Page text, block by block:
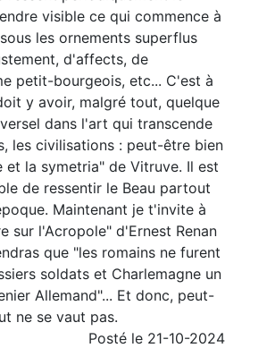
visible ce qui commence à
les ornements superflus
d'affects, de
petit-bourgeois, etc... C'est à
y avoir, malgré tout, quelque
dans l'art qui transcende
les civilisations : peut-être bien
et la symetria" de Vitruve. Il est
de ressentir le Beau partout
Maintenant je t'invite à
sur l'Acropole" d'Ernest Renan
que "les romains ne furent
soldats et Charlemagne un
Allemand"... Et donc, peut-
ne se vaut pas.
Posté le 21-10-2024